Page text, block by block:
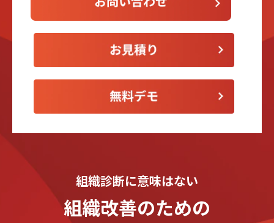
組織診断に意味はない
組織改善のための